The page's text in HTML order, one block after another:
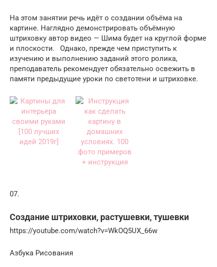
На этом занятии речь идёт о создании объёма на
картине. Наглядно демонстрировать объёмную
штриховку автор видео — Шима будет на круглой форме
и плоскости.⠀Однако, прежде чем приступить к
изучению и выполнению заданий этого ролика,
преподаватель рекомендует обязательно освежить в
памяти предыдущие уроки по светотени и штриховке.
07.
Создание штриховки, растушевки, тушевки
https://youtube.com/watch?v=WkOQ5UX_66w
Азбука Рисования